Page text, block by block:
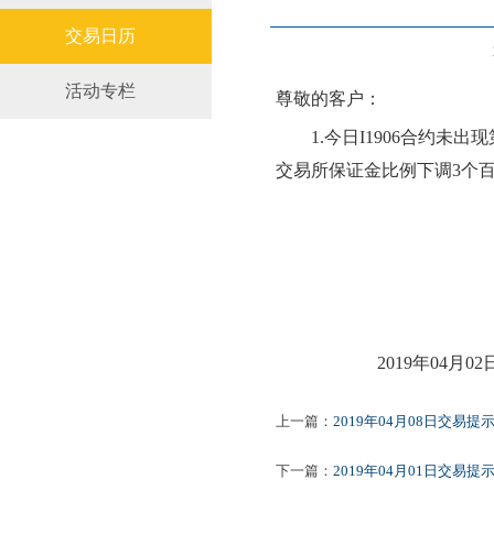
交易日历
活动专栏 尊敬的客户：
1.今日 I1906合约未出现
交易所保证金比例下调3个
2019年04月 02
上一篇： 2019年04月08日交易提示
下一篇： 2019年04月01日交易提示